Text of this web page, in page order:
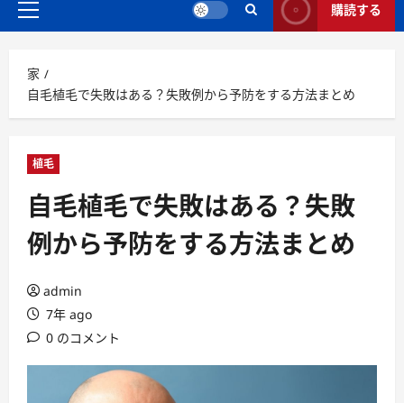
プ
マ
リ
ー
ニ
ー
購読する
家
自毛植毛で失敗はある？失敗例から予防をする方法まとめ
植毛
自毛植毛で失敗はある？失敗
例から予防をする方法まとめ
admin
7年 ago
0 のコメント